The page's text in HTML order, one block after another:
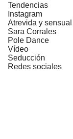
Tendencias
Instagram
Atrevida y sensual
Sara Corrales
Pole Dance
Vídeo
Seducción
Redes sociales